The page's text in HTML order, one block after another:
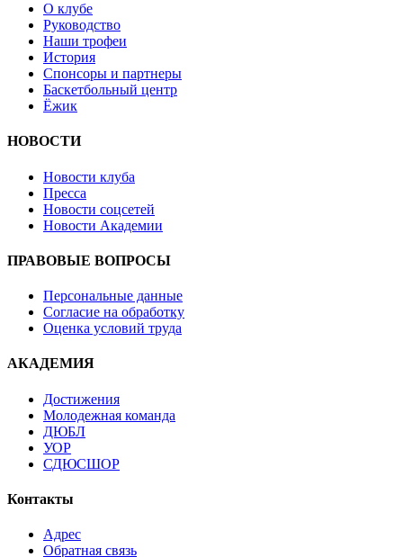
О клубе
Руководство
Наши трофеи
История
Спонсоры и партнеры
Баскетбольный центр
Ёжик
НОВОСТИ
Новости клуба
Пресса
Новости соцсетей
Новости Академии
ПРАВОВЫЕ ВОПРОСЫ
Персональные данные
Согласие на обработку
Оценка условий труда
АКАДЕМИЯ
Достижения
Молодежная команда
ДЮБЛ
УОР
СДЮСШОР
Контакты
Адрес
Обратная связь